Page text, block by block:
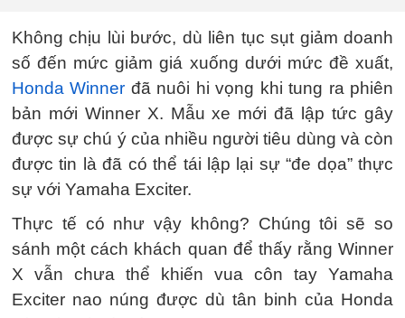
Không chịu lùi bước, dù liên tục sụt giảm doanh
số đến mức giảm giá xuống dưới mức đề xuất,
Honda Winner đã nuôi hi vọng khi tung ra phiên
bản mới Winner X. Mẫu xe mới đã lập tức gây
được sự chú ý của nhiều người tiêu dùng và còn
được tin là đã có thể tái lập lại sự “đe dọa” thực
sự với Yamaha Exciter.
Thực tế có như vậy không? Chúng tôi sẽ so
sánh một cách khách quan để thấy rằng Winner
X vẫn chưa thể khiến vua côn tay Yamaha
Exciter nao núng được dù tân binh của Honda